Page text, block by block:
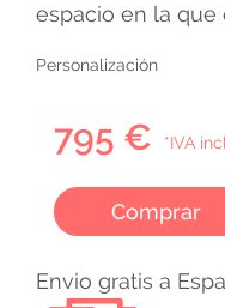
espacio en la que
Personalización
795 € *IVA
Comprar
Envio gratis a